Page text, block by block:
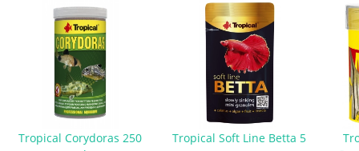
Tropical Corydoras 250
Tropical Soft Line Betta 5